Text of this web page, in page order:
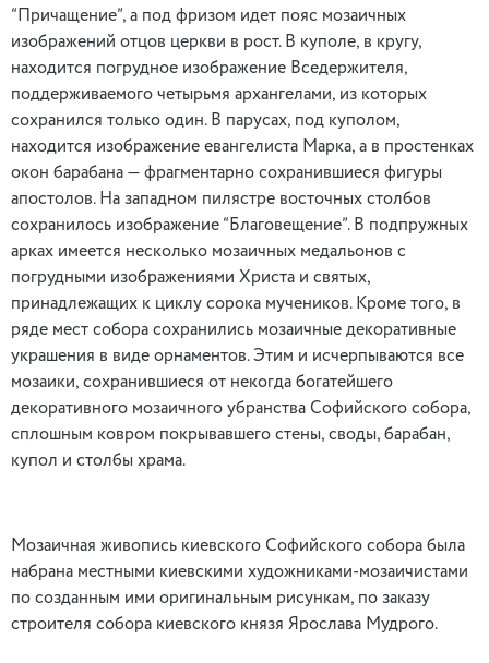
“Причащение”, а под фризом идет пояс мозаичных
изображений отцов церкви в рост. В куполе, в кругу,
находится погрудное изображение Вседержителя,
поддерживаемого четырьмя архангелами, из которых
сохранился только один. В парусах, под куполом,
находится изображение евангелиста Марка, а в простенках
окон барабана — фрагментарно сохранившиеся фигуры
апостолов. На западном пилястре восточных столбов
сохранилось изображение “Благовещение”. В подпружных
арках имеется несколько мозаичных медальонов с
погрудными изображениями Христа и святых,
принадлежащих к циклу сорока мучеников. Кроме того, в
ряде мест собора сохранились мозаичные декоративные
украшения в виде орнаментов. Этим и исчерпываются все
мозаики, сохранившиеся от некогда богатейшего
декоративного мозаичного убранства Софийского собора,
сплошным ковром покрывавшего стены, своды, барабан,
купол и столбы храма.
Мозаичная живопись киевского Софийского собора была
набрана местными киевскими художниками-мозаичистами
по созданным ими оригинальным рисункам, по заказу
строителя собора киевского князя Ярослава Мудрого.